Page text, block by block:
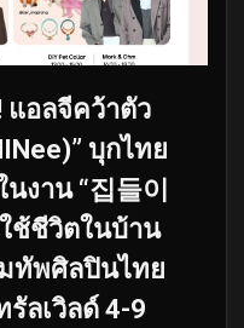
แอลจีคว้าตัว
บุกไทย
งาน “집들이
ใช้ชีวิตในบ้าน
ทัพศิลปินไทย
ลเวิลด์ 4-9